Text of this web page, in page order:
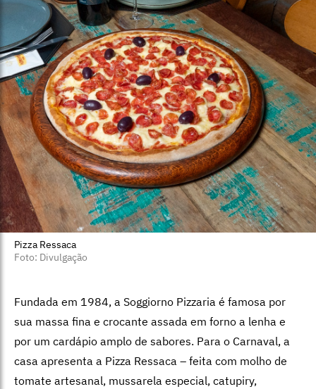
Pizza Ressaca
Foto: Divulgação
Fundada em 1984, a Soggiorno Pizzaria é famosa por
sua massa fina e crocante assada em forno a lenha e
por um cardápio amplo de sabores. Para o Carnaval, a
casa apresenta a Pizza Ressaca – feita com molho de
tomate artesanal, mussarela especial, catupiry,